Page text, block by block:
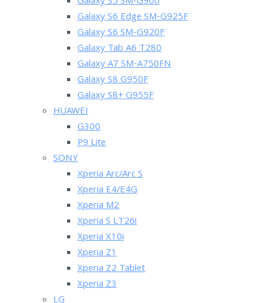
Galaxy S6 Edge SM-G925F
Galaxy S6 SM-G920F
Galaxy Tab A6 T280
Galaxy A7 SM-A750FN
Galaxy S8 G950F
Galaxy S8+ G955F
HUAWEI
G300
P9 Lite
SONY
Xperia Arc/Arc S
Xperia E4/E4G
Xperia M2
Xperia S LT26i
Xperia X10i
Xperia Z1
Xperia Z2 Tablet
Xperia Z3